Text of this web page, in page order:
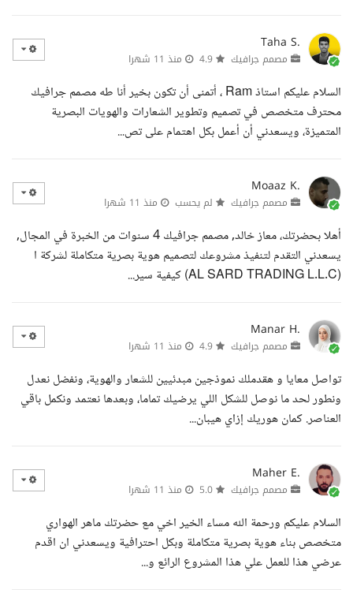
Taha S.
مصمم جرافيك منذ 11 شهرا
السلام عليكم استاذ Ram ، أتمنى أن تكون بخير أنا طه مصمم جرافيك
محترف متخصص في تصميم وتطوير الشعارات والهويات البصرية
المتميزة، ويسعدني أن أعمل بكل اهتمام على تص...
Moaaz K.
مصمم جرافيك لم يحسب منذ 11 شهرا
أهلا بحضرتك، معاز خالد, مصمم جرافيك 4 سنوات من الخبرة في المجال,
يسعدني التقدم لتنفيذ مشروعك لتصميم هوية بصرية متكاملة لشركة ا
(AL SARD TRADING L.L.C) كيفية سير...
Manar H.
مصمم جرافيك منذ 11 شهرا
تواصل معايا و هقدملك نموذجين مبدئيين للشعار والهوية، ونفضل نعدل
ونطور لحد ما نوصل للشكل اللي يرضيك تماما، وبعدها نعتمد ونكمل باقي
العناصر. كمان هوريك إزاي هيبان...
Maher E.
مصمم جرافيك منذ 11 شهرا
السلام عليكم ورحمة الله مساء الخير اخي مع حضرتك ماهر الهواري
متخصص بناء هوية بصرية متكاملة وبكل احترافية ويسعدني ان اقدم
عرضي هذا للعمل علي هذا المشروع الرائع و...